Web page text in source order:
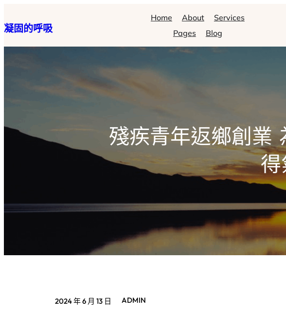
至
主
凝固的呼吸
Home About
Services
Pages
Blog
殘疾青年返鄉創業
得
2024 年 6 月 13 日 ADMIN